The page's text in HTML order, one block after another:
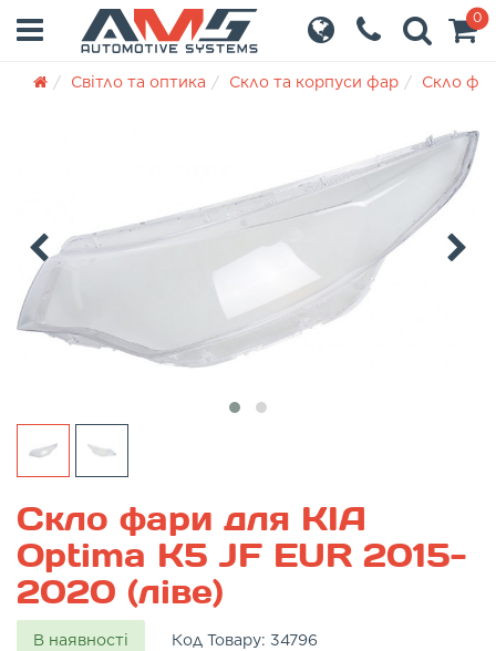
0
Світло та оптика Скло та корпуси фар Скло
Скло фари для KIA
Optima K5 JF EUR 2015-
2020 (ліве)
В наявності Код Товару: 34796